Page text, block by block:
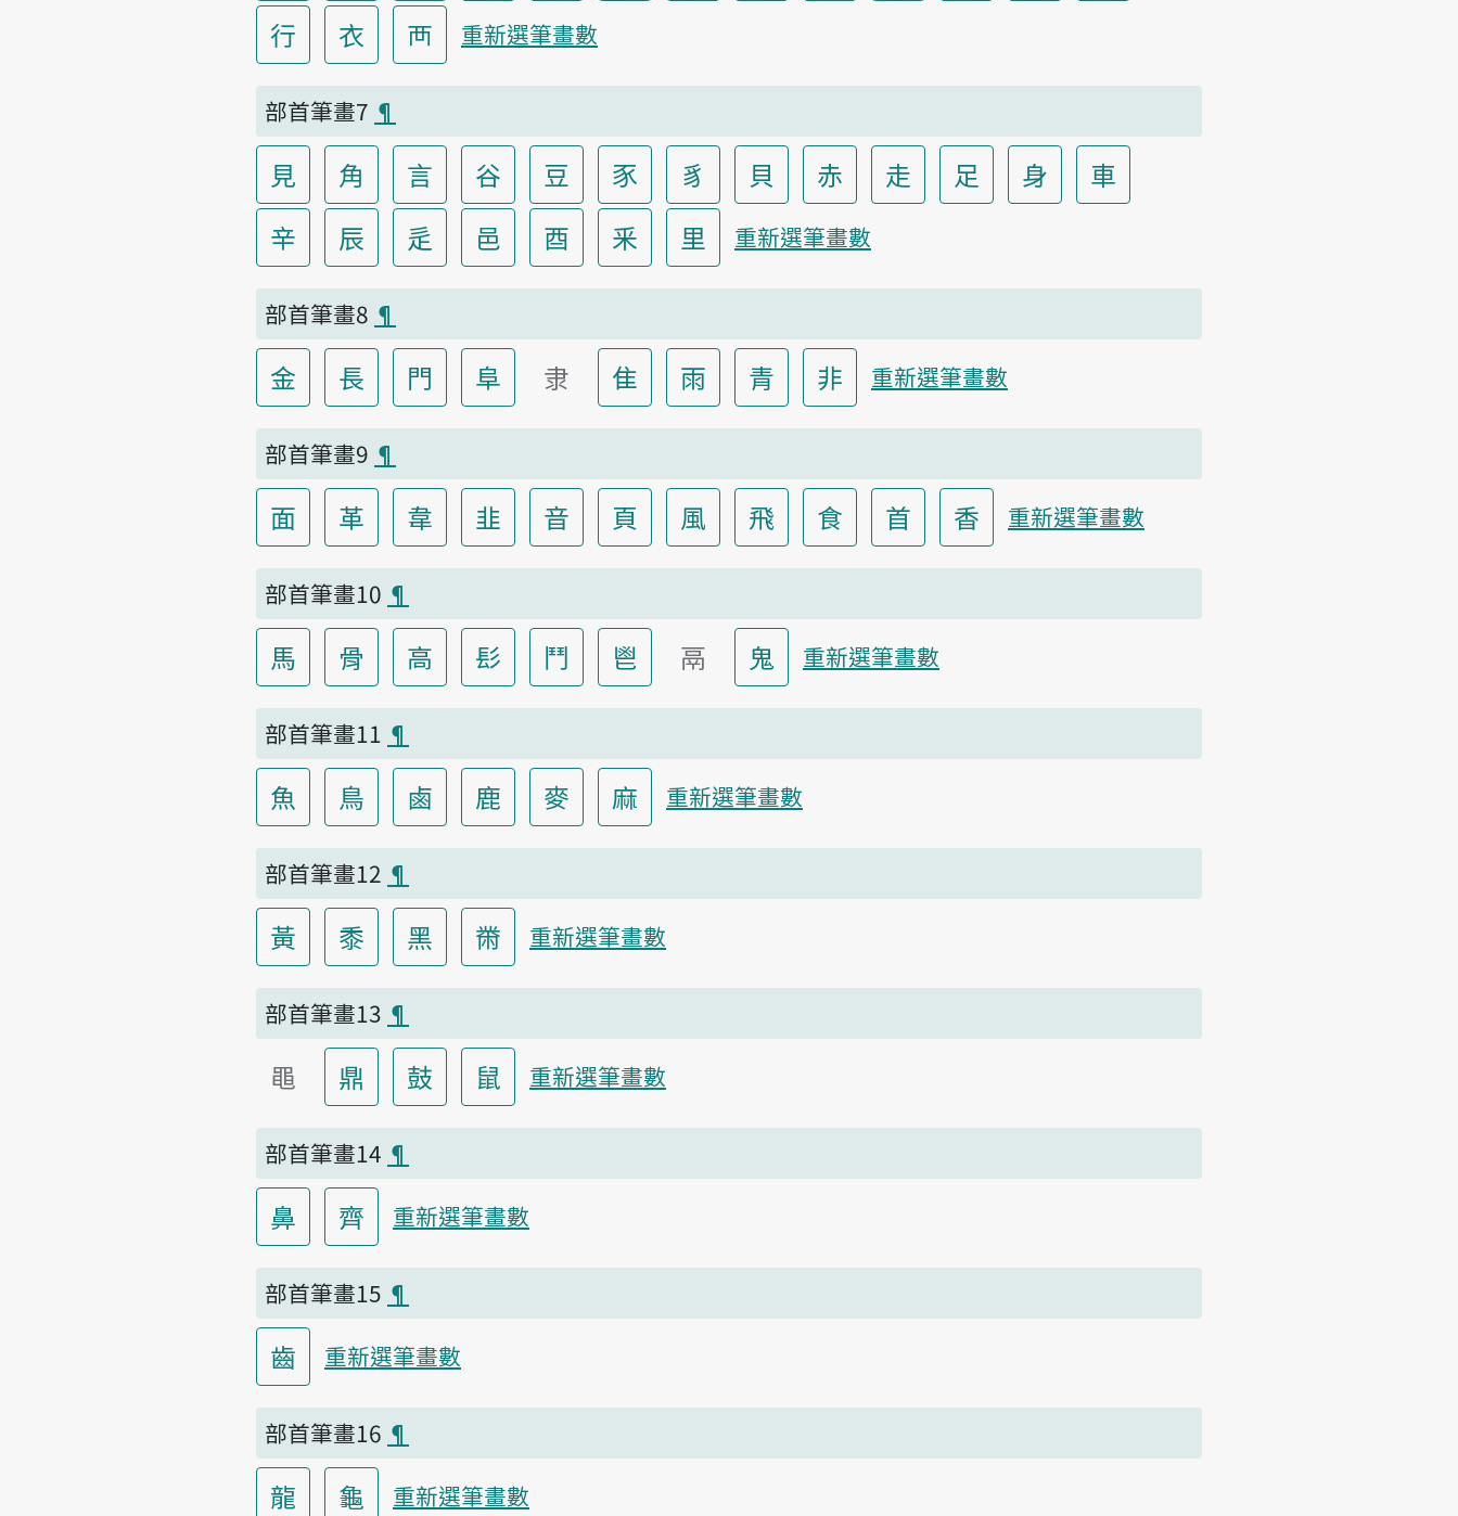
行
衣 襾 重新選筆畫數
部首筆畫7 ¶
見 角 言 谷 豆 豕 豸 貝 赤 走 足 身
車
辛
辰 辵 邑 酉 釆 里 重新選筆畫數
部首筆畫8 ¶
金 長 門 阜 隶 隹 雨 青 非 重新選筆畫數
部首筆畫9 ¶
面 革 韋 韭 音 頁 風 飛 食 首 香 重新選筆畫數
部首筆畫10 ¶
馬 骨 高 髟 鬥 鬯 鬲 鬼 重新選筆畫數
部首筆畫11 ¶
魚 鳥 鹵 鹿 麥 麻 重新選筆畫數
部首筆畫12 ¶
黃 黍 黑 黹 重新選筆畫數
部首筆畫13 ¶
黽 鼎 鼓 鼠 重新選筆畫數
部首筆畫14 ¶
鼻 齊 重新選筆畫數
部首筆畫15 ¶
齒 重新選筆畫數
部首筆畫16 ¶
龍 龜 重新選筆畫數